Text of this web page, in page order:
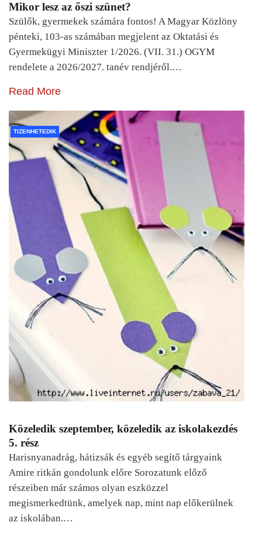
Mikor lesz az őszi szünet?
Szülők, gyermekek számára fontos! A Magyar Közlöny
pénteki, 103-as számában megjelent az Oktatási és
Gyermekügyi Miniszter 1/2026. (VII. 31.) OGYM
rendelete a 2026/2027. tanév rendjéről.…
Read More
TIZENHETEDIK
Közeledik szeptember, közeledik az iskolakezdés
5. rész
Harisnyanadrág, hátizsák és egyéb segítő tárgyaink
Amire ritkán gondolunk előre Sorozatunk előző
részeiben már számos olyan eszközzel
megismerkedtünk, amelyek nap, mint nap előkerülnek
az iskolában.…